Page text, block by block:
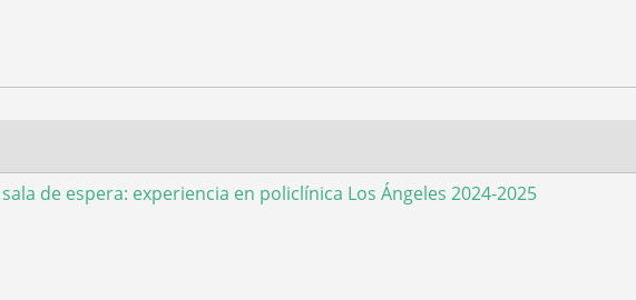
de espera: experiencia en policlínica Los Ángeles 2024-2025